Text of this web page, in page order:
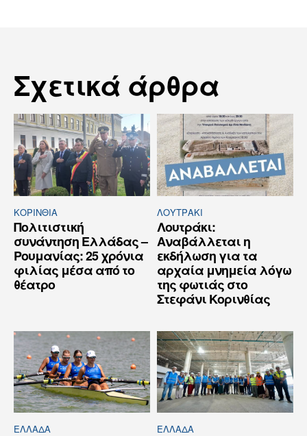
Σχετικά άρθρα
ΚΟΡΙΝΘΊΑ
Πολιτιστική
συνάντηση Ελλάδας –
Ρουμανίας: 25 χρόνια
φιλίας μέσα από το
θέατρο
ΛΟΥΤΡΆΚΙ
Λουτράκι:
Αναβάλλεται η
εκδήλωση για τα
αρχαία μνημεία λόγω
της φωτιάς στο
Στεφάνι Κορινθίας
ΕΛΛΆΔΑ ΕΛΛΆΔΑ